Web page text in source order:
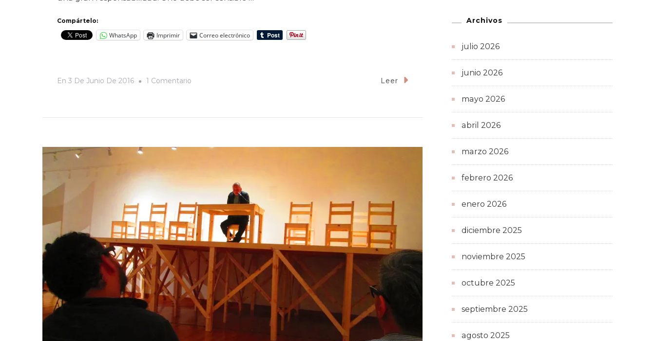
Compártelo:
WhatsApp Imprimir Correo electrónico
En 3 De Junio De 2016 1 Comentario Leer
Archivos
julio 2026
junio 2026
mayo 2026
abril 2026
marzo 2026
febrero 2026
enero 2026
diciembre 2025
noviembre 2025
octubre 2025
septiembre 2025
agosto 2025